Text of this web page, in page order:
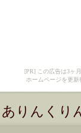
[PR] この広告は3ヶ
ホームページを更
ありんくり